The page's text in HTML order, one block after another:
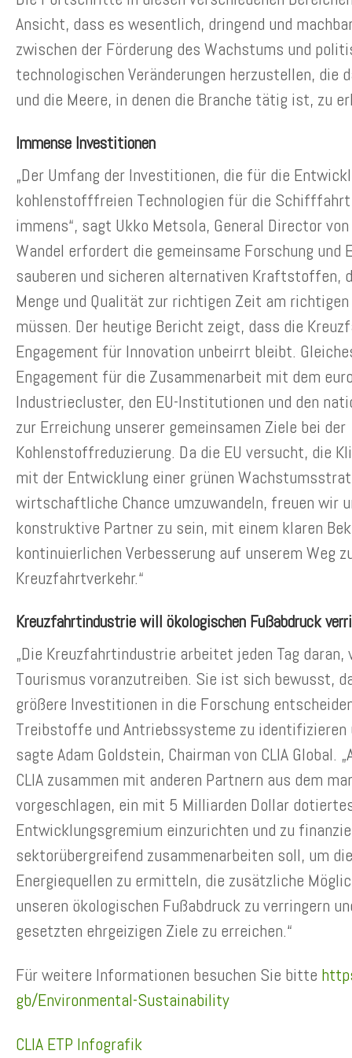
Ansicht, dass es wesentlich, dringend und
zwischen der Förderung des Wachstums und
technologischen Veränderungen herzustellen, die
und die Meere, in denen die Branche tätig ist, zu
Immense Investitionen
„Der Umfang der Investitionen, die für die
kohlenstofffreien Technologien für die
immens“, sagt Ukko Metsola, General Director von
Wandel erfordert die gemeinsame Forschung und
sauberen und sicheren alternativen Kraftstoffen,
Menge und Qualität zur richtigen Zeit am
müssen. Der heutige Bericht zeigt, dass die
Engagement für Innovation unbeirrt bleibt.
Engagement für die Zusammenarbeit mit dem
Industriecluster, den EU-Institutionen und den
zur Erreichung unserer gemeinsamen Ziele bei der
Kohlenstoffreduzierung. Da die EU versucht, die
mit der Entwicklung einer grünen
wirtschaftliche Chance umzuwandeln, freuen wir
konstruktive Partner zu sein, mit einem klaren
kontinuierlichen Verbesserung auf unserem Weg
Kreuzfahrtverkehr.“
Kreuzfahrtindustrie will ökologischen Fußabdruck
„Die Kreuzfahrtindustrie arbeitet jeden Tag
Tourismus voranzutreiben. Sie ist sich bewusst,
größere Investitionen in die Forschung
Treibstoffe und Antriebssysteme zu identifizieren
sagte Adam Goldstein, Chairman von CLIA Global.
CLIA zusammen mit anderen Partnern aus dem
vorgeschlagen, ein mit 5 Milliarden Dollar
Entwicklungsgremium einzurichten und zu
sektorübergreifend zusammenarbeiten soll, um
Energiequellen zu ermitteln, die zusätzliche
unseren ökologischen Fußabdruck zu verringern
gesetzten ehrgeizigen Ziele zu erreichen.“
Für weitere Informationen besuchen Sie bitte
gb/Environmental-Sustainability
CLIA ETP Infografik